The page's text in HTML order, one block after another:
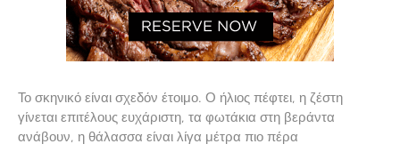
Το σκηνικό είναι σχεδόν έτοιμο. Ο ήλιος πέφτει, η ζέστη
γίνεται επιτέλους ευχάριστη, τα φωτάκια στη βεράντα
ανάβουν, η θάλασσα είναι λίγα μέτρα πιο πέρα